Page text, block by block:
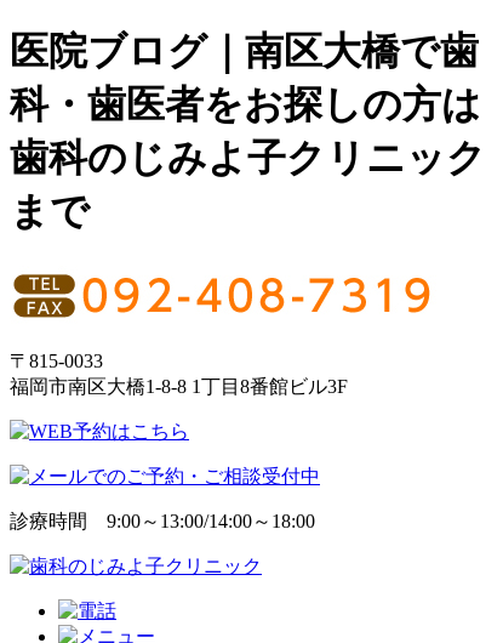
医院ブログ｜南区大橋で歯
科・歯医者をお探しの方は
歯科のじみよ子クリニック
まで
〒815-0033
福岡市南区大橋1-8-8 1丁目8番館ビル3F
診療時間 9:00～13:00/14:00～18:00